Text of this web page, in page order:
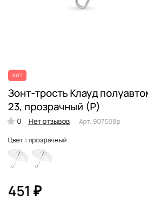
ХИТ
Зонт-трость Клауд
23, прозрачный (Р)
0 Нет отзывов Арт. 907508p
Цвет : прозрачный
451 ₽